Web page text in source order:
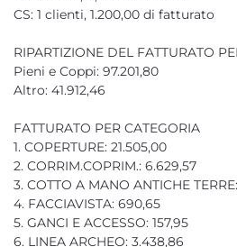
CS: 1 clienti, 1.200,00 di fatturato
RIPARTIZIONE DEL FATTURATO
Pieni e Coppi: 97.201,80
Altro: 41.912,46
FATTURATO PER CATEGORIA
1. COPERTURE: 21.505,00
2. CORRIM.COPRIM.: 6.629,57
3. COTTO A MANO ANTICHE
4. FACCIAVISTA: 690,65
5. GANCI E ACCESSO: 157,95
6. LINEA ARCHEO: 3.438,86